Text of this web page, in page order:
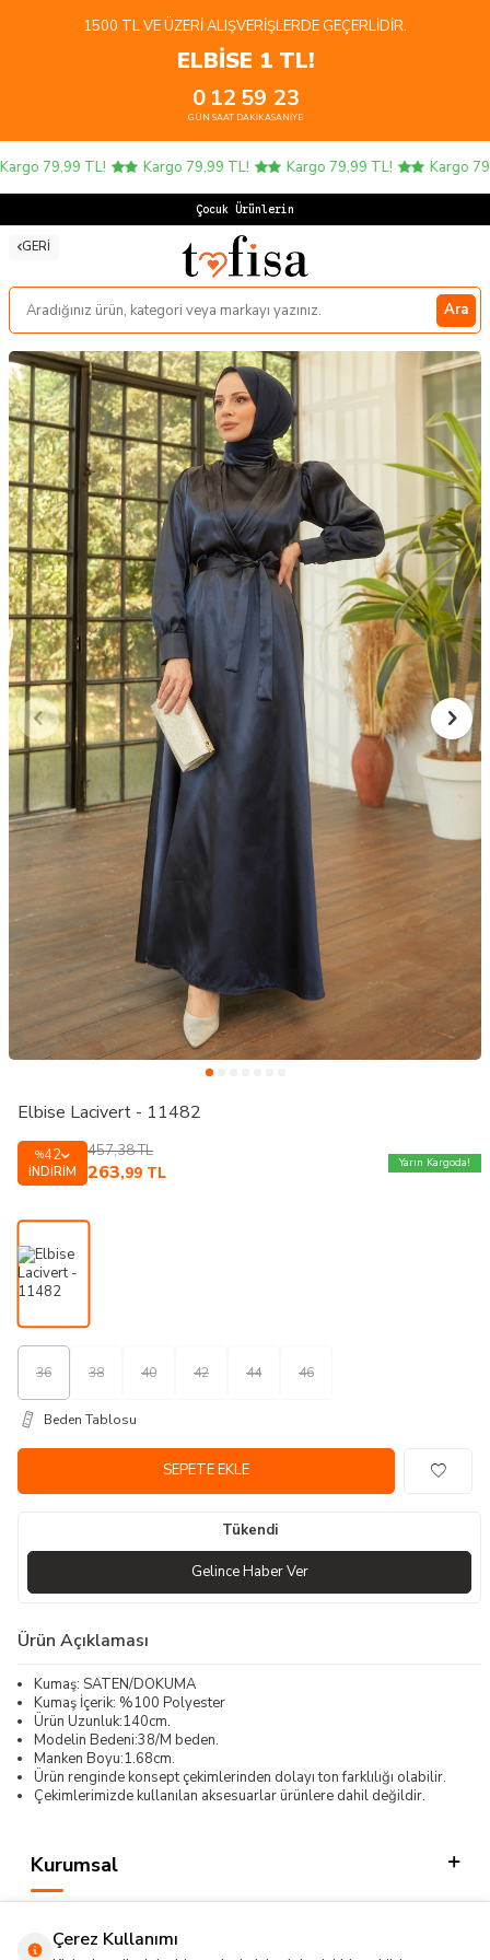
1500 TL VE ÜZERI ALIŞVERIŞLERDE GEÇERLIDIR.
ELBİSE 1 TL!
0
GÜN
12
SAAT
59
DAKIKA
22
SANIYE
79,99 TL! Kargo 79,99 TL! Kargo 79,99 TL! Kargo
Çocuk Ürünlerinde 4
GERI
Ara
Elbise Lacivert - 11482
%42
İNDIRIM
457,38TL
263,99 TL
Yarın Kargoda!
36 38 40 42 44 46
Beden Tablosu
SEPETE EKLE
Tükendi
Gelince Haber Ver
Ürün Açıklaması
Kumaş: SATEN/DOKUMA
Kumaş İçerik: %100 Polyester
Ürün Uzunluk:140cm.
Modelin Bedeni:38/M beden.
Manken Boyu:1.68cm.
Ürün renginde konsept çekimlerinden dolayı ton farklılığı olabilir.
Çekimlerimizde kullanılan aksesuarlar ürünlere dahil değildir.
Kurumsal
Çerez Kullanımı